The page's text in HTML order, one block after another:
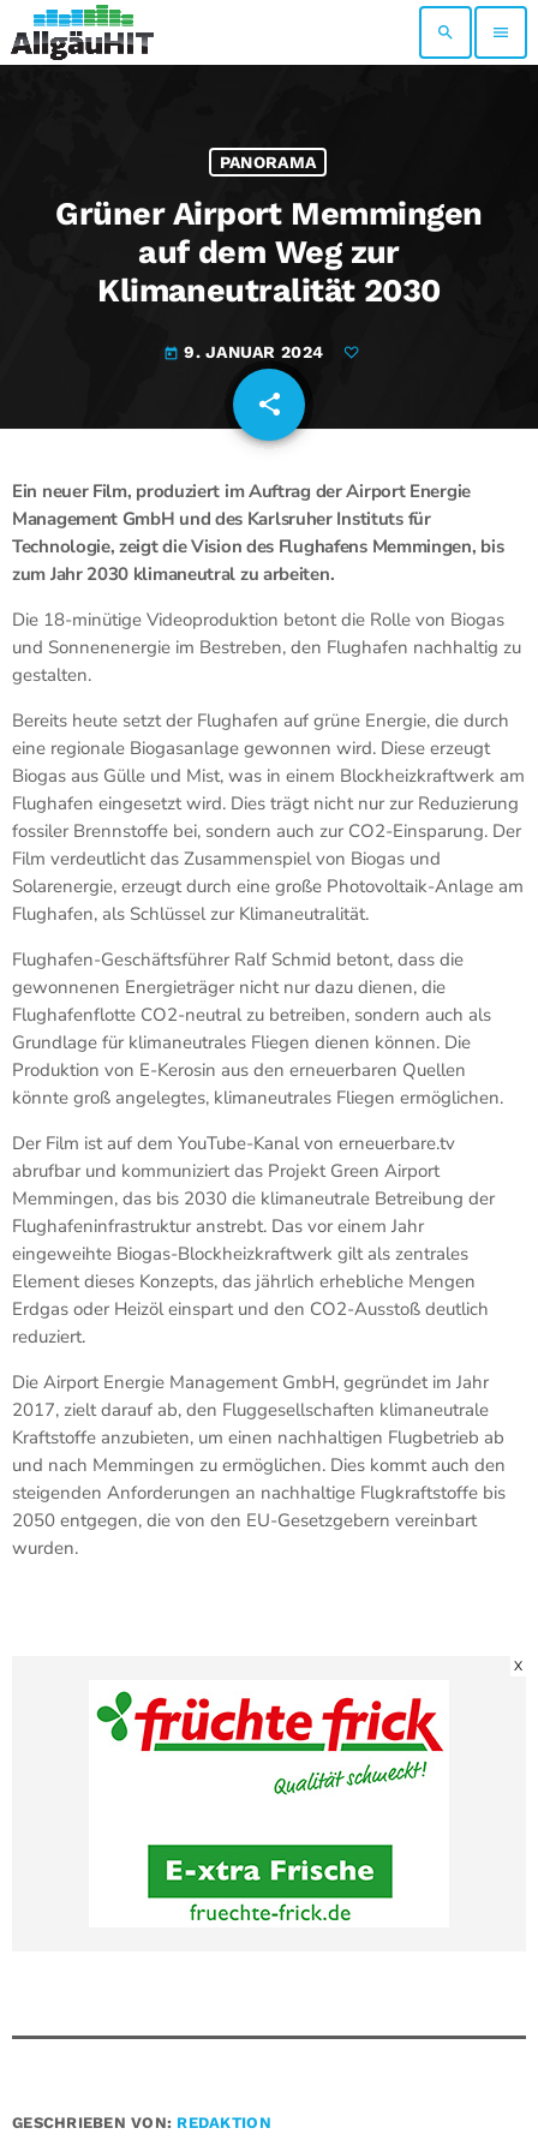
search menu
PANORAMA
Grüner Airport Memmingen
auf dem Weg zur
Klimaneutralität 2030
today 9. JANUAR 2024
share
email
Ein neuer Film, produziert im Auftrag der Airport Energie
Management GmbH und des Karlsruher Instituts für
Technologie, zeigt die Vision des Flughafens Memmingen, bis
zum Jahr 2030 klimaneutral zu arbeiten.
Die 18-minütige Videoproduktion betont die Rolle von Biogas
und Sonnenenergie im Bestreben, den Flughafen nachhaltig zu
gestalten.
Bereits heute setzt der Flughafen auf grüne Energie, die durch
eine regionale Biogasanlage gewonnen wird. Diese erzeugt
Biogas aus Gülle und Mist, was in einem Blockheizkraftwerk am
Flughafen eingesetzt wird. Dies trägt nicht nur zur Reduzierung
fossiler Brennstoffe bei, sondern auch zur CO2-Einsparung. Der
Film verdeutlicht das Zusammenspiel von Biogas und
Solarenergie, erzeugt durch eine große Photovoltaik-Anlage am
Flughafen, als Schlüssel zur Klimaneutralität.
Flughafen-Geschäftsführer Ralf Schmid betont, dass die
gewonnenen Energieträger nicht nur dazu dienen, die
Flughafenflotte CO2-neutral zu betreiben, sondern auch als
Grundlage für klimaneutrales Fliegen dienen können. Die
Produktion von E-Kerosin aus den erneuerbaren Quellen
könnte groß angelegtes, klimaneutrales Fliegen ermöglichen.
Der Film ist auf dem YouTube-Kanal von erneuerbare.tv
abrufbar und kommuniziert das Projekt Green Airport
Memmingen, das bis 2030 die klimaneutrale Betreibung der
Flughafeninfrastruktur anstrebt. Das vor einem Jahr
eingeweihte Biogas-Blockheizkraftwerk gilt als zentrales
Element dieses Konzepts, das jährlich erhebliche Mengen
Erdgas oder Heizöl einspart und den CO2-Ausstoß deutlich
reduziert.
Die Airport Energie Management GmbH, gegründet im Jahr
2017, zielt darauf ab, den Fluggesellschaften klimaneutrale
Kraftstoffe anzubieten, um einen nachhaltigen Flugbetrieb ab
und nach Memmingen zu ermöglichen. Dies kommt auch den
steigenden Anforderungen an nachhaltige Flugkraftstoffe bis
2050 entgegen, die von den EU-Gesetzgebern vereinbart
wurden.
X
GESCHRIEBEN VON: REDAKTION